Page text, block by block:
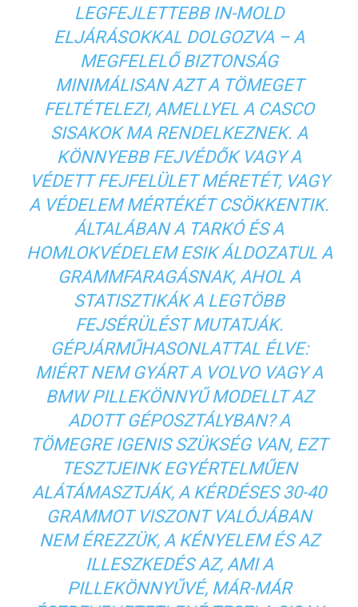
LEGFEJLETTEBB IN-MOLD
ELJÁRÁSOKKAL DOLGOZVA – A
MEGFELELŐ BIZTONSÁG
MINIMÁLISAN AZT A TÖMEGET
FELTÉTELEZI, AMELLYEL A CASCO
SISAKOK MA RENDELKEZNEK. A
KÖNNYEBB FEJVÉDŐK VAGY A
VÉDETT FEJFELÜLET MÉRETÉT, VAGY
A VÉDELEM MÉRTÉKÉT CSÖKKENTIK.
ÁLTALÁBAN A TARKÓ ÉS A
HOMLOKVÉDELEM ESIK ÁLDOZATUL A
GRAMMFARAGÁSNAK, AHOL A
STATISZTIKÁK A LEGTÖBB
FEJSÉRÜLÉST MUTATJÁK.
GÉPJÁRMŰHASONLATTAL ÉLVE:
MIÉRT NEM GYÁRT A VOLVO VAGY A
BMW PILLEKÖNNYŰ MODELLT AZ
ADOTT GÉPOSZTÁLYBAN? A
TÖMEGRE IGENIS SZÜKSÉG VAN, EZT
TESZTJEINK EGYÉRTELMŰEN
ALÁTÁMASZTJÁK, A KÉRDÉSES 30-40
GRAMMOT VISZONT VALÓJÁBAN
NEM ÉREZZÜK, A KÉNYELEM ÉS AZ
ILLESZKEDÉS AZ, AMI A
PILLEKÖNNYŰVÉ, MÁR-MÁR